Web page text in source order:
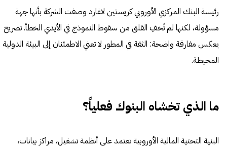
رئيسة البنك المركزي الأوروبي كريستين لاغارد وصفت الشركة بأنها جهة
مسؤولة، لكنها لم تُخفِ القلق من سقوط النموذج في الأيدي الخطأ. تصريح
يعكس مفارقة واضحة: الثقة في المطور لا تعني الاطمئنان إلى البيئة الدولية
المحيطة.
ما الذي تخشاه البنوك فعلياً؟
البنية التحتية المالية الأوروبية تعتمد على أنظمة تشغيل، مراكز بيانات،